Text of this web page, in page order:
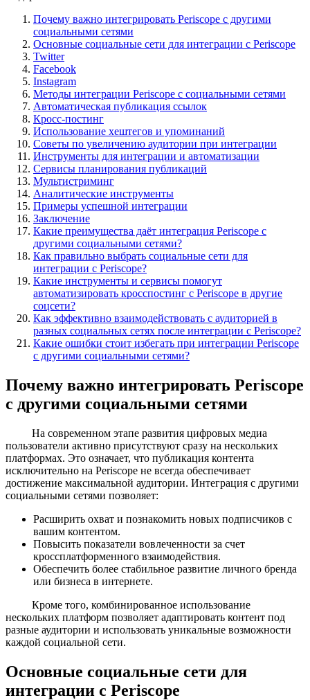
Почему важно интегрировать Periscope с другими
социальными сетями
Основные социальные сети для интеграции с Periscope
Twitter
Facebook
Instagram
Методы интеграции Periscope с социальными сетями
Автоматическая публикация ссылок
Кросс-постинг
Использование хештегов и упоминаний
Советы по увеличению аудитории при интеграции
Инструменты для интеграции и автоматизации
Сервисы планирования публикаций
Мультистриминг
Аналитические инструменты
Примеры успешной интеграции
Заключение
Какие преимущества даёт интеграция Periscope с
другими социальными сетями?
Как правильно выбрать социальные сети для
интеграции с Periscope?
Какие инструменты и сервисы помогут
автоматизировать кросспостинг с Periscope в другие
соцсети?
Как эффективно взаимодействовать с аудиторией в
разных социальных сетях после интеграции с Periscope?
Какие ошибки стоит избегать при интеграции Periscope
с другими социальными сетями?
Почему важно интегрировать Periscope
с другими социальными сетями
На современном этапе развития цифровых медиа
пользователи активно присутствуют сразу на нескольких
платформах. Это означает, что публикация контента
исключительно на Periscope не всегда обеспечивает
достижение максимальной аудитории. Интеграция с другими
социальными сетями позволяет:
Расширить охват и познакомить новых подписчиков с
вашим контентом.
Повысить показатели вовлеченности за счет
кроссплатформенного взаимодействия.
Обеспечить более стабильное развитие личного бренда
или бизнеса в интернете.
Кроме того, комбинированное использование
нескольких платформ позволяет адаптировать контент под
разные аудитории и использовать уникальные возможности
каждой социальной сети.
Основные социальные сети для
интеграции с Periscope